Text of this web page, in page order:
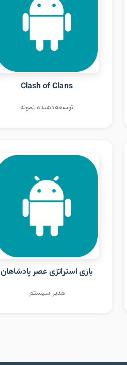
Clash of Clans
توسعه‌دهنده نمونه
بازی استراتژی عصر پادشاهان
مدیر سیستم